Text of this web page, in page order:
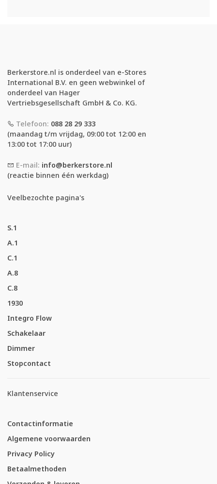
Berkerstore.nl is onderdeel van e-Stores
International B.V. en geen webwinkel of
onderdeel van Hager
Vertriebsgesellschaft GmbH & Co. KG.
Telefoon: 088 28 29 333
(maandag t/m vrijdag, 09:00 tot 12:00 en
13:00 tot 17:00 uur)
E-mail: info@berkerstore.nl
(reactie binnen één werkdag)
Veelbezochte pagina's
S.1
A.1
C.1
A.8
C.8
1930
Integro Flow
Schakelaar
Dimmer
Stopcontact
Klantenservice
Contactinformatie
Algemene voorwaarden
Privacy Policy
Betaalmethoden